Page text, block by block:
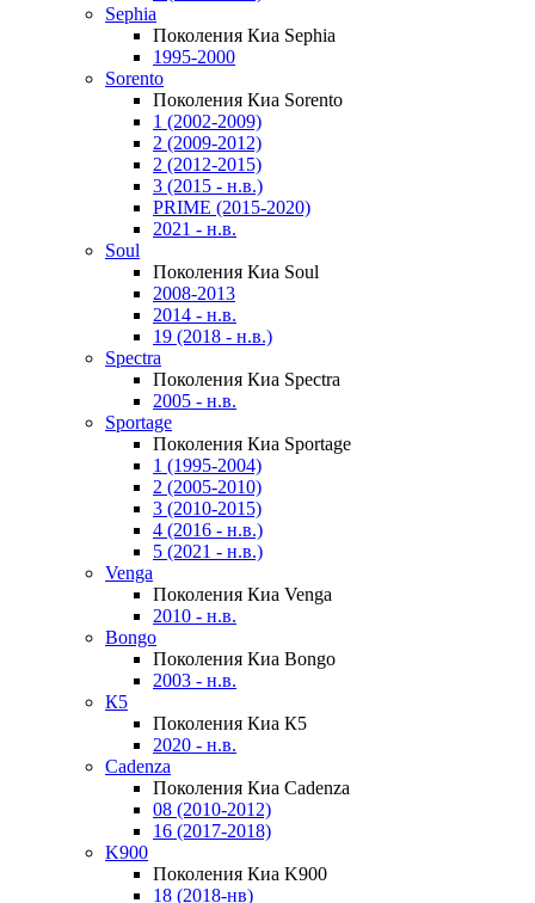
Sephia
Поколения Киа Sephia
1995-2000
Sorento
Поколения Киа Sorento
1 (2002-2009)
2 (2009-2012)
2 (2012-2015)
3 (2015 - н.в.)
PRIME (2015-2020)
2021 - н.в.
Soul
Поколения Киа Soul
2008-2013
2014 - н.в.
19 (2018 - н.в.)
Spectra
Поколения Киа Spectra
2005 - н.в.
Sportage
Поколения Киа Sportage
1 (1995-2004)
2 (2005-2010)
3 (2010-2015)
4 (2016 - н.в.)
5 (2021 - н.в.)
Venga
Поколения Киа Venga
2010 - н.в.
Bongo
Поколения Киа Bongo
2003 - н.в.
К5
Поколения Киа К5
2020 - н.в.
Cadenza
Поколения Киа Cadenza
08 (2010-2012)
16 (2017-2018)
K900
Поколения Киа K900
18 (2018-нв)